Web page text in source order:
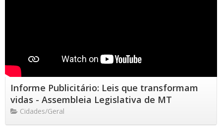
Informe Publicitário: Leis que transformam
vidas - Assembleia Legislativa de MT
Cidades/Geral